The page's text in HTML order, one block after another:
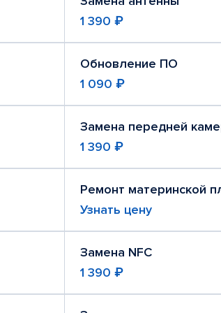
1 390 ₽
Обновление ПО
1 090 ₽
Замена передней
1 390 ₽
Ремонт материнской
Узнать цену
Замена NFC
1 390 ₽